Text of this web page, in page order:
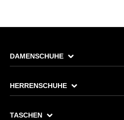
DAMENSCHUHE
HERRENSCHUHE
TASCHEN